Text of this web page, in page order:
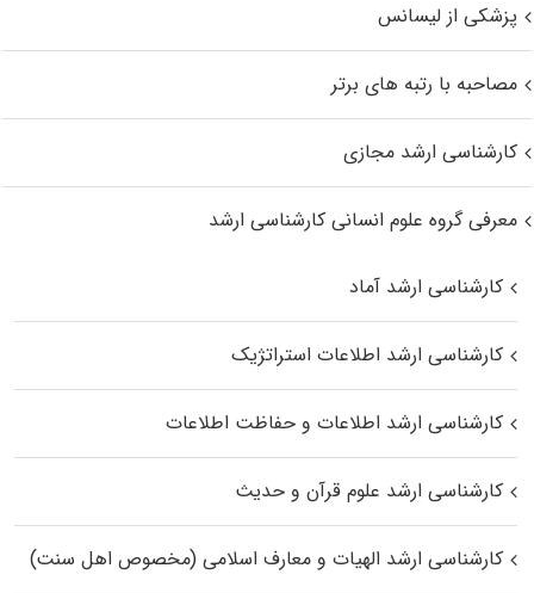
پزشکی از لیسانس
مصاحبه با رتبه های برتر
کارشناسی ارشد مجازی
معرفی گروه علوم انسانی کارشناسی ارشد
کارشناسی ارشد آماد
کارشناسی ارشد اطلاعات استراتژیک
کارشناسی ارشد اطلاعات و حفاظت اطلاعات
کارشناسی ارشد علوم قرآن و حدیث
کارشناسی ارشد الهیات و معارف اسلامی (مخصوص اهل سنت)